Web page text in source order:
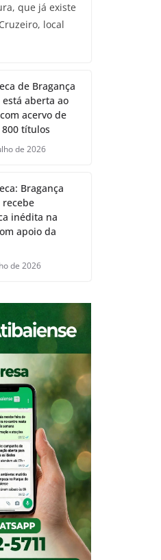
que já existe
local
de Bragança
está aberta ao
acervo de
títulos
de 2026
Bragança
recebe
inédita na
apoio da
de 2026